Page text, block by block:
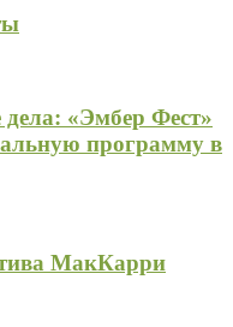
«Эмбер Фест»
программу в
МакКарри